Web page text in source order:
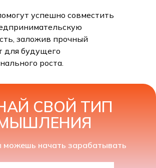
успешно совместить
заложив прочный
для будущего
роста.
СВОЙ ТИП
можешь начать зарабатывать